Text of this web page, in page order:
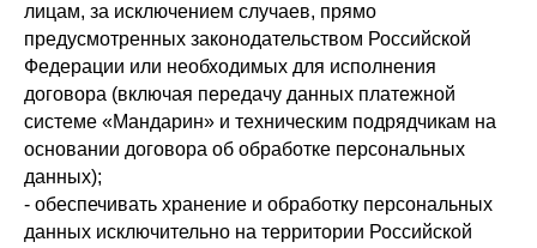
лицам, за исключением случаев, прямо
предусмотренных законодательством Российской
Федерации или необходимых для исполнения
договора (включая передачу данных платежной
системе «Мандарин» и техническим подрядчикам на
основании договора об обработке персональных
данных);
- обеспечивать хранение и обработку персональных
данных исключительно на территории Российской